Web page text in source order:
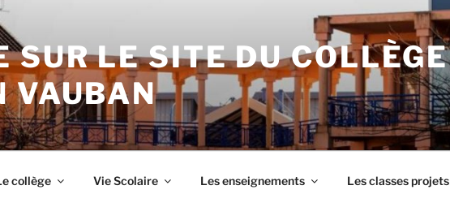
SUR LE SITE DU COLLÈGE
VAUBAN
collège Vie Scolaire Les enseignements Les classes projets